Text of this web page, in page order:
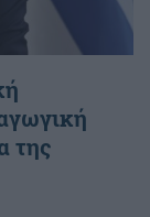
της